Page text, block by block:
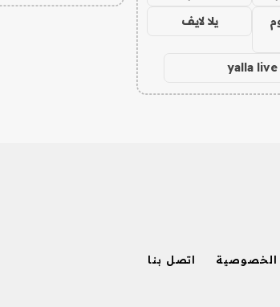
يلا لايف
yalla live
اتصل بنا